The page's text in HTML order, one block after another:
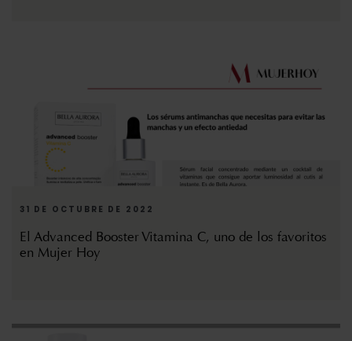
31 DE OCTUBRE DE 2022
El Advanced Booster Vitamina C, uno de los favoritos
en Mujer Hoy